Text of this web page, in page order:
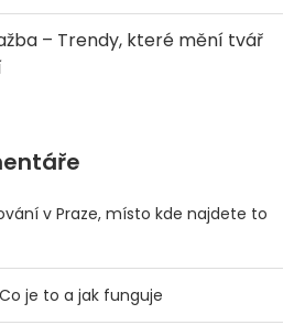
– Trendy, které mění tvář
v Praze, místo kde najdete to
je to a jak funguje